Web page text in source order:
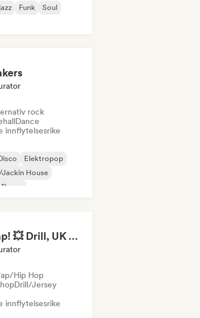
Funk Soul
rock
Dance
innflytelsesrike
Elektropop
Jackin House
It's a Trap! 💥 Drill, UK Drill & Hard-Hitting Trap
Hip Hop
Drill/Jersey
innflytelsesrike